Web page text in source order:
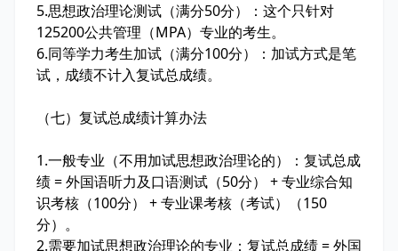
5.思想政治理论测试（满分50分）：这个只针对
125200公共管理（MPA）专业的考生。
6.同等学力考生加试（满分100分）：加试方式是笔
试，成绩不计入复试总成绩。
（七）复试总成绩计算办法
1.一般专业（不用加试思想政治理论的）：复试总成
绩 = 外国语听力及口语测试（50分） + 专业综合知
识考核（100分） + 专业课考核（考试）（150
分）。
2.需要加试思想政治理论的专业：复试总成绩 = 外国